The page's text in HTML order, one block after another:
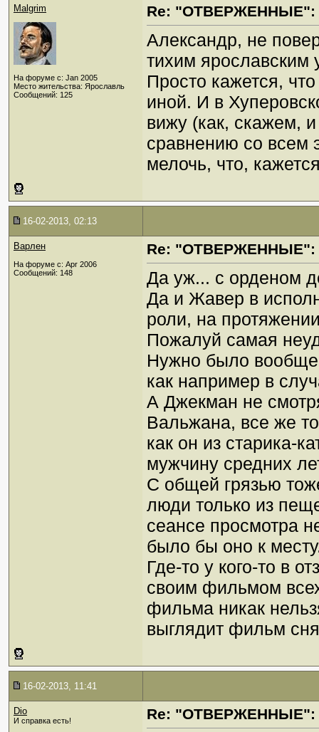
Malgrim
На форуме с: Jan 2005
Место жительства: Ярославль
Сообщений: 125
Re: "ОТВЕРЖЕННЫЕ":
Александр, не
тихим ярославским
Просто кажется,
иной. И в
вижу (как, скажем,
сравнению со всем
мелочь, что,
16-02-2013, 02:13
Варлен
На форуме с: Apr 2006
Сообщений: 148
Re: "ОТВЕРЖЕННЫЕ":
Да уж... с орденом
Да и Жавер в
роли, на
Пожалуй самая
Нужно было вообще
как например в
А Джекман не
Вальжана, все же
как он из старика-
мужчину средних
С общей грязью
люди только из
сеансе просмотра
было бы оно к
Где-то у кого-то в
своим фильмом
фильма никак
выглядит фильм
16-02-2013, 11:41
Dio
И справка есть!
Re: "ОТВЕРЖЕННЫЕ":